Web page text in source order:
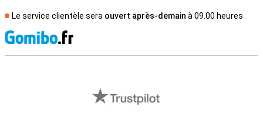
Le service clientèle sera ouvert après-demain à 09.00 heures